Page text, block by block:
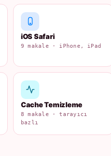
iOS Safari
9 makale · iPhone, iPad
Cache Temizleme
8 makale · tarayıcı
bazlı